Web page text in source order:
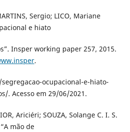
Sergio; LICO, Mariane
e hiato
Insper working paper 257, 2015.
.
ocupacional-e-hiato-
. Acesso em 29/06/2021.
Ariciéri; SOUZA, Solange C. I. S.
mão de